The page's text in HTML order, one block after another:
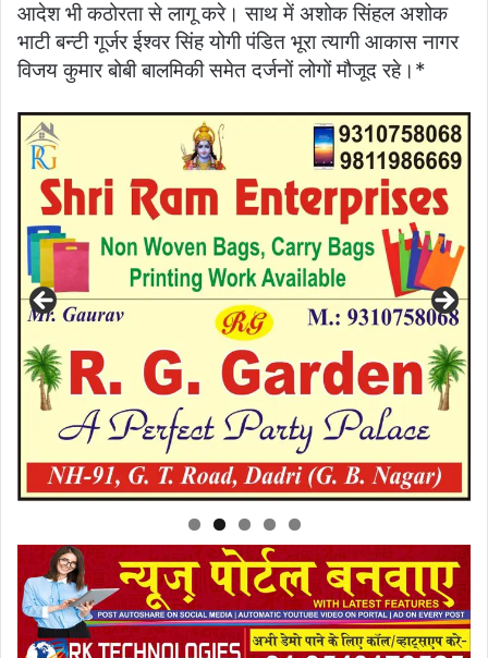
आदेश भी कठोरता से लागू करे। साथ में अशोक सिंहल अशोक
भाटी बन्टी गूर्जर ईश्वर सिंह योगी पंडित भूरा त्यागी आकास नागर
विजय कुमार बोबी बालमिकी समेत दर्जनों लोगों मौजूद रहे।*